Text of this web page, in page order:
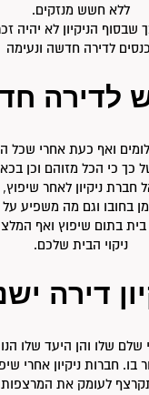
ללא חשש מנזקים.
הניקיון לא יהיה
לדירה חדשה ונעימה
לדירה
ואף כעת אחרי שכל
כך כי הכל מזוהם וכן
ניקיון לאחר
בחובו וגם מה משפיע
בית בתום שיפוץ ואף
ניקוי הבית שלכם.
דירה
שלם שלו והן היעד שלו
בו. חברות ניקיון
לעומק את